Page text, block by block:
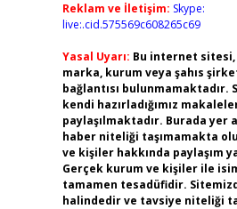
Reklam ve İletişim: Skype:
live:.cid.575569c608265c69
Yasal Uyarı: Bu internet
marka, kurum veya şahıs
bağlantısı bulunmamaktadır.
kendi hazırladığımız
paylaşılmaktadır. Burada yer
haber niteliği taşımamakta
ve kişiler hakkında paylaşım
Gerçek kurum ve kişiler ile
tamamen tesadüfidir.
halindedir ve tavsiye niteliği